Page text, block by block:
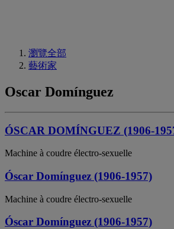
瀏覽全部
藝術家
Oscar Domínguez
ÓSCAR DOMÍNGUEZ (1906-
Machine à coudre électro-sexuelle
Óscar Domínguez (1906-1957)
Machine à coudre électro-sexuelle
Óscar Domínguez (1906-1957)